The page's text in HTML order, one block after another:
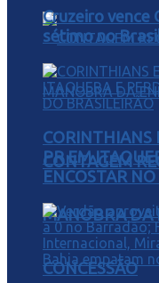
CONTAGEM
MANOBRA DA
CONCESSÃO
Cruzeiro vence
sétimo no
CORINTHIANS
PR EM
ENCOSTAR